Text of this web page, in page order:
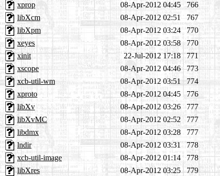
xprop
08-Apr-2012 04:45
766
libXcm
08-Apr-2012 02:51
767
libXpm
08-Apr-2012 03:24
770
xeyes
08-Apr-2012 03:58
770
xinit
22-Jul-2012 17:18
771
xscope
08-Apr-2012 04:46
773
xcb-util-wm
08-Apr-2012 03:51
774
xproto
08-Apr-2012 04:45
776
libXv
08-Apr-2012 03:26
777
libXvMC
08-Apr-2012 02:52
777
libdmx
08-Apr-2012 03:28
777
lndir
08-Apr-2012 03:31
778
xcb-util-image
08-Apr-2012 01:14
778
libXres
08-Apr-2012 03:25
779